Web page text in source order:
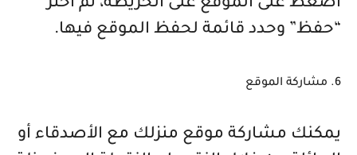
اضغط على الموقع على الخريطة، ثم اختر
“حفظ” وحدد قائمة لحفظ الموقع فيها.
6. مشاركة الموقع
يمكنك مشاركة موقع منزلك مع الأصدقاء أو